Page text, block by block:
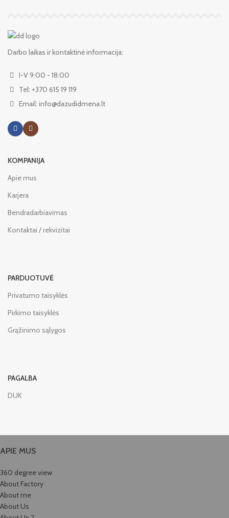
Darbo laikas ir kontaktinė informacija:
I-V 9:00 - 18:00
Tel: +370 615 19 119
Email: info@dazudidmena.lt
KOMPANIJA
Apie mus
Karjera
Bendradarbiavimas
Kontaktai / rekvizitai
PARDUOTUVĖ
Privatumo taisyklės
Pirkimo taisyklės
Grąžinimo sąlygos
PAGALBA
DUK
APIE MUS
360 degree view
About Factory
About me
About Us